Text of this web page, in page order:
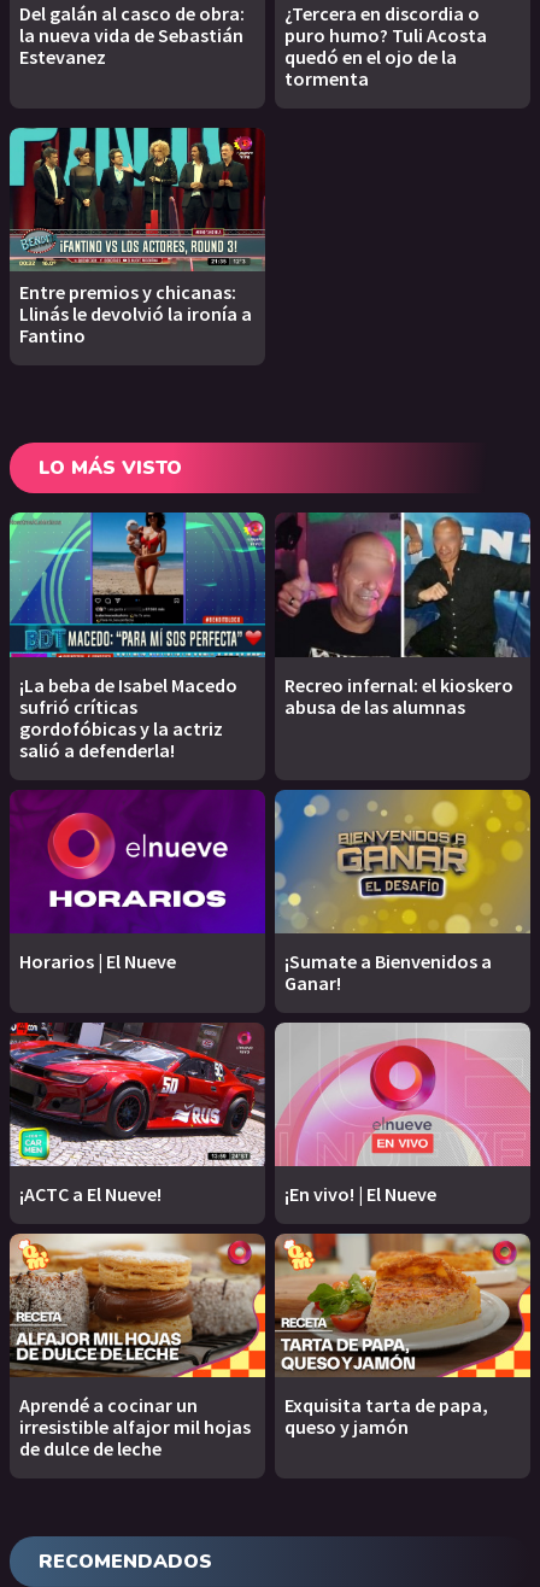
Del galán al casco de obra:
la nueva vida de Sebastián
Estevanez
¿Tercera en discordia o
puro humo? Tuli Acosta
quedó en el ojo de la
tormenta
Entre premios y chicanas:
Llinás le devolvió la ironía a
Fantino
LO MÁS VISTO
¡La beba de Isabel Macedo
sufrió críticas
gordofóbicas y la actriz
salió a defenderla!
Recreo infernal: el kioskero
abusa de las alumnas
Horarios | El Nueve
¡Sumate a Bienvenidos a
Ganar!
¡ACTC a El Nueve! ¡En vivo! | El Nueve
Aprendé a cocinar un
irresistible alfajor mil hojas
de dulce de leche
Exquisita tarta de papa,
queso y jamón
RECOMENDADOS